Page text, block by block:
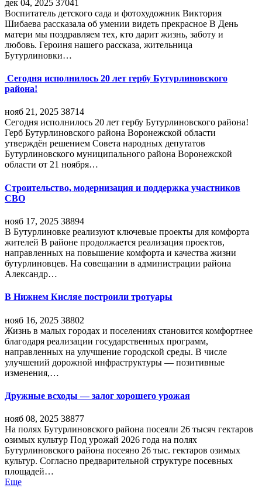
дек 04, 2025 37041
Воспитатель детского сада и фотохудожник Виктория
Шибаева рассказала об умении видеть прекрасное В День
матери мы поздравляем тех, кто дарит жизнь, заботу и
любовь. Героиня нашего рассказа, жительница
Бутурлиновки…
Сегодня исполнилось 20 лет гербу Бутурлиновского
района!
нояб 21, 2025 38714
Сегодня исполнилось 20 лет гербу Бутурлиновского района!
Герб Бутурлиновского района Воронежской области
утверждён решением Совета народных депутатов
Бутурлиновского муниципального района Воронежской
области от 21 ноября…
Строительство, модернизация и поддержка участников
СВО
нояб 17, 2025 38894
В Бутурлиновке реализуют ключевые проекты для комфорта
жителей В районе продолжается реализация проектов,
направленных на повышение комфорта и качества жизни
бутурлиновцев. На совещании в администрации района
Александр…
В Нижнем Кисляе построили тротуары
нояб 16, 2025 38802
Жизнь в малых городах и поселениях становится комфортнее
благодаря реализации государственных программ,
направленных на улучшение городской среды. В числе
улучшений дорожной инфраструктуры — позитивные
изменения,…
Дружные всходы — залог хорошего урожая
нояб 08, 2025 38877
На полях Бутурлиновского района посеяли 26 тысяч гектаров
озимых культур Под урожай 2026 года на полях
Бутурлиновского района посеяно 26 тыс. гектаров озимых
культур. Согласно предварительной структуре посевных
площадей…
Еще